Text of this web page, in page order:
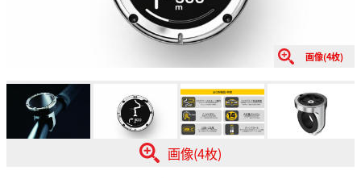
画像(4枚)
画像(4枚)